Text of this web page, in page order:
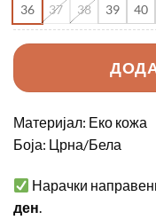
36 37 38 39 40
Материјал: Еко кожа
Боја: Црна/Бела
Нарачки
ден.